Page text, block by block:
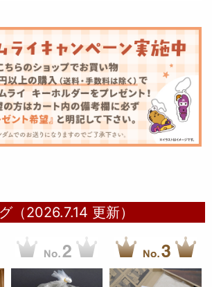
（2026.7.14 更新）